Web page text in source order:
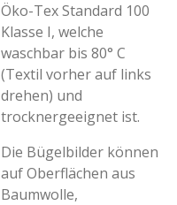
Öko-Tex Standard 100
Klasse I, welche
waschbar bis 80° C
(Textil vorher auf links
drehen) und
trocknergeeignet ist.
Die Bügelbilder können
auf Oberflächen aus
Baumwolle,